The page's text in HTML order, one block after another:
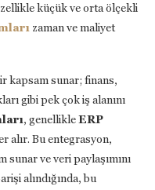
küçük ve orta ölçekli
zaman ve maliyet
kapsam sunar; finans,
gibi pek çok iş alanını
, genellikleERP
alır. Bu entegrasyon,
sunar ve veri paylaşımını
alındığında, bu